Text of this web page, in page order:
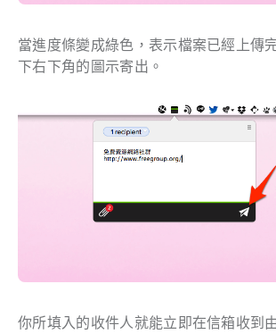
當進度條變成綠色，表示檔案已經上傳
下右下角的圖示寄出。
你所填入的收件人就能立即在信箱收到